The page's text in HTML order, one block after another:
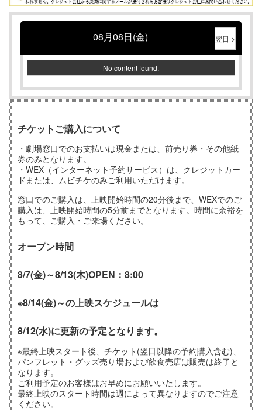
WEXをご利用のお客様へ重要なお知らせ
Instagram/Twitterはじめました！
08月08日(金) 翌日 >
No content found.
チケットご購入について
・劇場窓口でのお支払いは現金または、前売り券・その他紙
券のみとなります。
・WEX（インターネット予約サービス）は、クレジットカー
ドまたは、ムビチケのみご利用いただけます。
窓口でのご購入は、上映開始時間の20分後まで、WEXでのご
購入は、上映開始時間の5分前までとなります。時間に余裕を
もって、ご購入・ご来場ください。
オープン時間
8/7(金)～8/13(木)OPEN：8:00
※8/14(金)～の上映スケジュールは
8/12(水)に更新の予定となります。
※最終上映スタート後、チケット(翌日以降の予約購入含む)、
パンフレット・グッズ売り場および飲食売店は販売は終了と
なります。
ご利用予定のお客様はお早めにお願いいたします。
最終上映のスタート時間は週によって異なりますのでご注意
ください。